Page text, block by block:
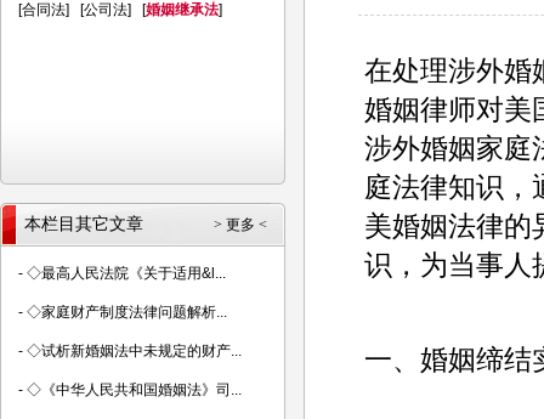
在处理涉外婚
婚姻律师对美
涉外婚姻家庭
庭法律知识，
美婚姻法律的
识，为当事人
一、婚姻缔结
[合同法] [公司法] [婚姻继承法]
> 更多 <
本栏目其它文章
- ◇最高人民法院《关于适用&l...
- ◇家庭财产制度法律问题解析...
- ◇试析新婚姻法中未规定的财产...
- ◇《中华人民共和国婚姻法》司...